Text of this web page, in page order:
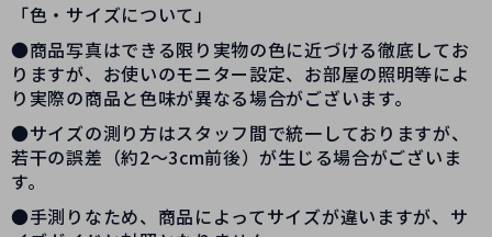
「色・サイズについて」
●商品写真はできる限り実物の色に近づける徹底してお
りますが、お使いのモニター設定、お部屋の照明等によ
り実際の商品と色味が異なる場合がございます。
●サイズの測り方はスタッフ間で統一しておりますが、
若干の誤差（約2～3cm前後）が生じる場合がございま
す。
●手測りなため、商品によってサイズが違いますが、サ